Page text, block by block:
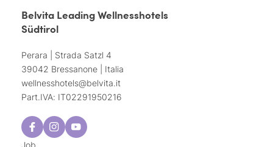
Belvita Leading Wellnesshotels
Südtirol
Perara | Strada Satzl 4
39042 Bressanone | Italia
wellnesshotels@belvita.it
Part.IVA: IT02291950216
Job